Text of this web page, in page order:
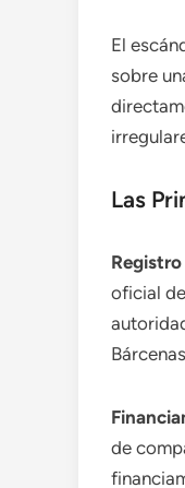
El
sobre
Las
oficial
de